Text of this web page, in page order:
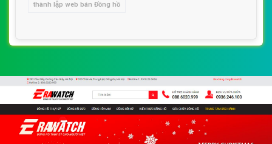
thành lập web bán Đồng hồ